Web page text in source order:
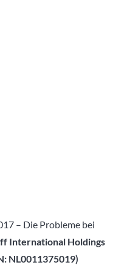
– Die Probleme bei
International Holdings
NL0011375019)